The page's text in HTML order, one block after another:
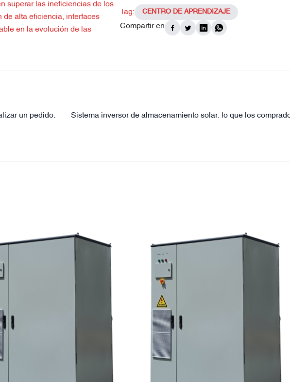
superar las ineficiencias de los
de alta eficiencia, interfaces
en la evolución de las
Tag: CENTRO DE APRENDIZAJE
Compartir en
un pedido. Sistema inversor de almacenamiento solar: lo que los